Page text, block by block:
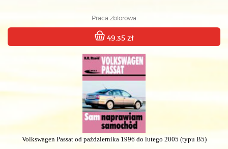
Praca zbiorowa
49.35 zł
Volkswagen Passat od października 1996 do lutego 2005 (typu B5)